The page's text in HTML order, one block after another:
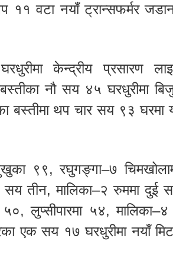
११ वटा नयाँ ट्रान्सफर्मर
केन्द्रीय प्रसारण
बस्तीका नौ सय ४५ घरधुरीमा
बस्तीमा थप चार सय ९३ घरमा
दुखुका ९९, रघुगङ्गा–७
सय तीन, मालिका–२ रुममा दुई
लुप्सीपारमा ५४,
एक सय १७ घरधुरीमा नयाँ